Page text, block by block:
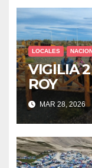
LOCALES
VIGILIA
ROY
MAR 28, 2026